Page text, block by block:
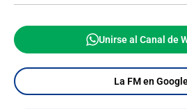
Unirse al Canal de
La FM en